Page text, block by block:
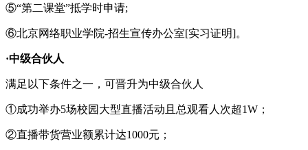
⑤“第二课堂”抵学时申请;
⑥北京网络职业学院-招生宣传办公室[实习证明]。
·中级合伙人
满足以下条件之一，可晋升为中级合伙人
①成功举办5场校园大型直播活动且总观看人次超1W；
②直播带货营业额累计达1000元；